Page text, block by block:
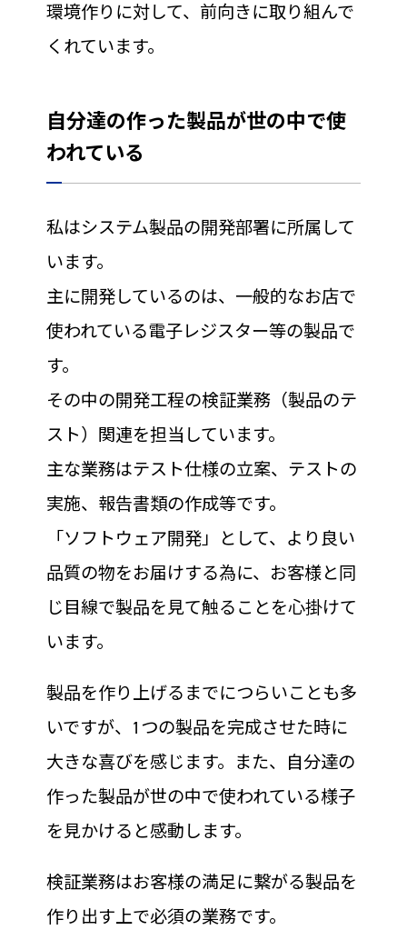
環境作りに対して、前向きに取り組んで
くれています。
自分達の作った製品が世の中で使
われている
私はシステム製品の開発部署に所属して
います。
主に開発しているのは、一般的なお店で
使われている電子レジスター等の製品で
す。
その中の開発工程の検証業務（製品のテ
スト）関連を担当しています。
主な業務はテスト仕様の立案、テストの
実施、報告書類の作成等です。
「ソフトウェア開発」として、より良い
品質の物をお届けする為に、お客様と同
じ目線で製品を見て触ることを心掛けて
います。
製品を作り上げるまでにつらいことも多
いですが、1つの製品を完成させた時に
大きな喜びを感じます。また、自分達の
作った製品が世の中で使われている様子
を見かけると感動します。
検証業務はお客様の満足に繋がる製品を
作り出す上で必須の業務です。